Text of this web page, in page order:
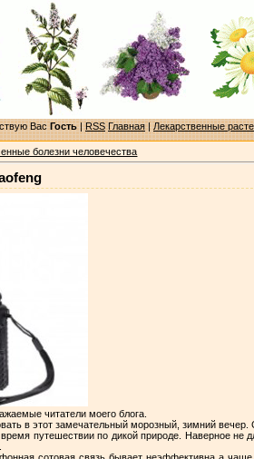
Вас Гость|RSS Главная|Лекарственные
болезни человечества
читатели моего блога.
в этот замечательный морозный, зимний
путешествии по дикой природе. Наверное не